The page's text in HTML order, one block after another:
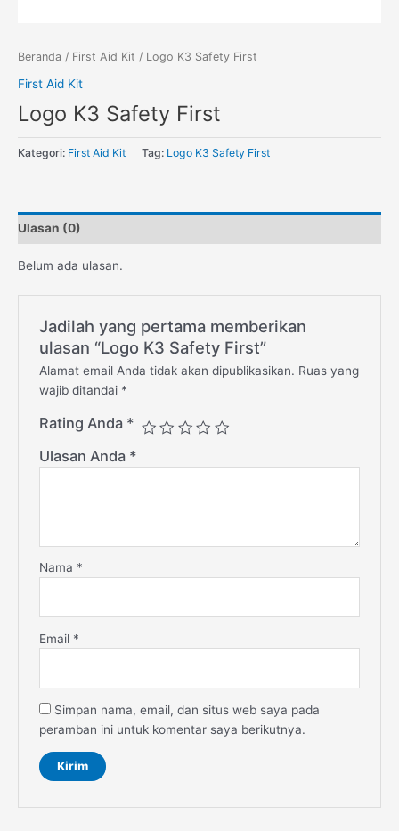
Beranda / First Aid Kit / Logo K3 Safety First
First Aid Kit
Logo K3 Safety First
Kategori: First Aid Kit Tag: Logo K3 Safety First
Ulasan (0)
Belum ada ulasan.
Jadilah yang pertama memberikan
ulasan “Logo K3 Safety First”
Alamat email Anda tidak akan dipublikasikan. Ruas yang
wajib ditandai *
Rating Anda *
Ulasan Anda *
Nama *
Email *
Simpan nama, email, dan situs web saya pada
peramban ini untuk komentar saya berikutnya.